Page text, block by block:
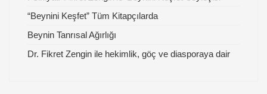
“Beynini Keşfet” Tüm Kitapçılarda
Beynin Tanrısal Ağırlığı
Dr. Fikret Zengin ile hekimlik, göç ve diasporaya dair